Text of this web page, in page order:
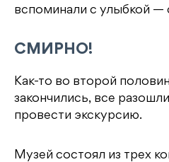
вспоминали с улыбкой —
СМИРНО!
Как-то во второй
закончились, все
провести экскурсию.
Музей состоял из трех